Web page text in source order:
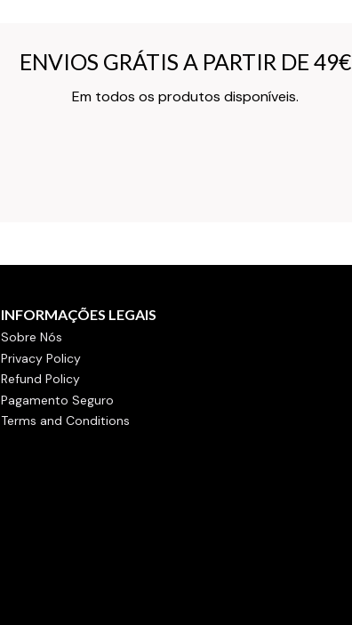
ENVIOS GRÁTIS A PARTIR DE 49€
Em todos os produtos disponíveis.
ENVIOS GRÁTIS A PARTIR DE 49€
Texto do Verso do Cartão de Informação
INFORMAÇÕES LEGAIS
Sobre Nós
Privacy Policy
Refund Policy
Pagamento Seguro
Terms and Conditions